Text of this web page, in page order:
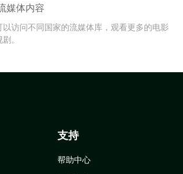
媒体内容
以访问不同国家的流媒体库，观看更多的电影
。
支持
帮助中心